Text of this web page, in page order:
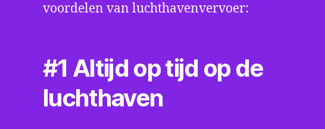
voordelen van luchthavenvervoer:
#1 Altijd op tijd op de
luchthaven